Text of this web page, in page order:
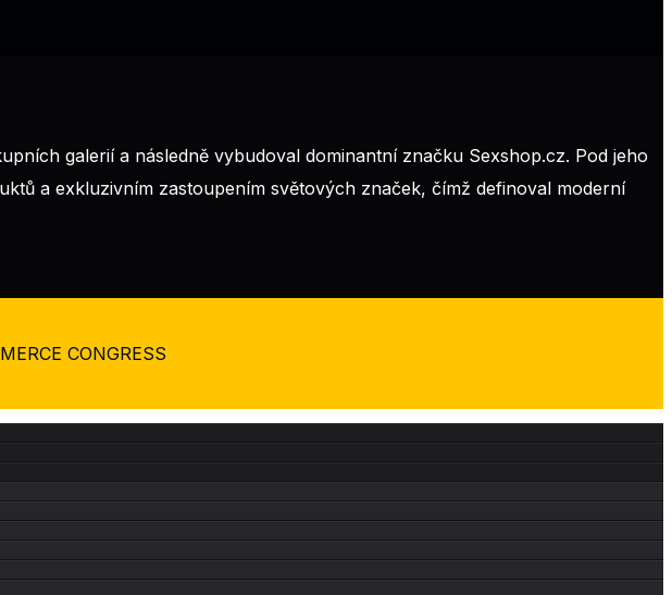
galerií a následně vybudoval dominantní značku Sexshop.cz. Pod jeho
a exkluzivním zastoupením světových značek, čímž definoval moderní
CONGRESS